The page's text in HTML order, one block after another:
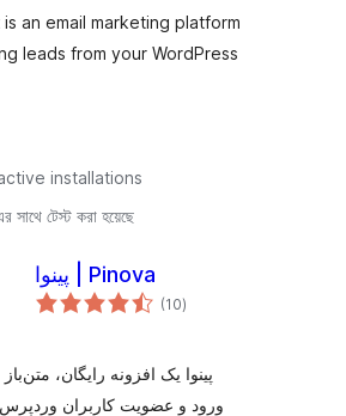
an email marketing platform
leads from your WordPress
installations
টেস্ট করা হয়েছে
پینوا | Pinova
(10total
ratings
)
پینوا یک افزونه رایگان،
ورود و عضویت کاربران وردپرس